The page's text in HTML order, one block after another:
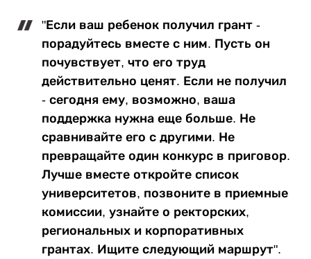
"Если ваш ребенок получил грант -
порадуйтесь вместе с ним. Пусть он
почувствует, что его труд
действительно ценят. Если не получил
- сегодня ему, возможно, ваша
поддержка нужна еще больше. Не
сравнивайте его с другими. Не
превращайте один конкурс в приговор.
Лучше вместе откройте список
университетов, позвоните в приемные
комиссии, узнайте о ректорских,
региональных и корпоративных
грантах. Ищите следующий маршрут".